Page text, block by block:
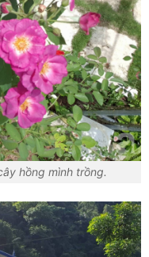
hồng mình trồng.